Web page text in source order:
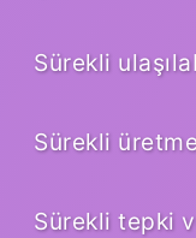
Sürekli
Sürekli
Sürekli tepki